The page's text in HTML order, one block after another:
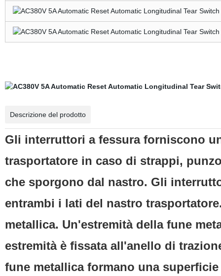
Descrizione del prodotto
Gli interruttori a fessura forniscono
trasportatore in caso di strappi,
che sporgono dal nastro. Gli
entrambi i lati del nastro
metallica. Un'estremità della fune
estremità è fissata all'anello di
fune metallica formano una